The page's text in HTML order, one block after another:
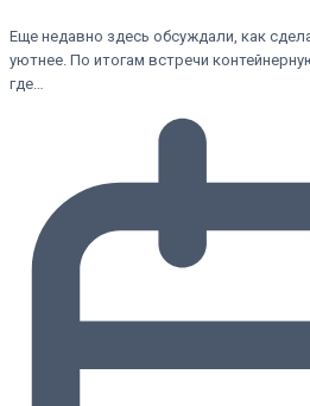
Еще недавно здесь обсуждали, как
уютнее. По итогам встречи
где…